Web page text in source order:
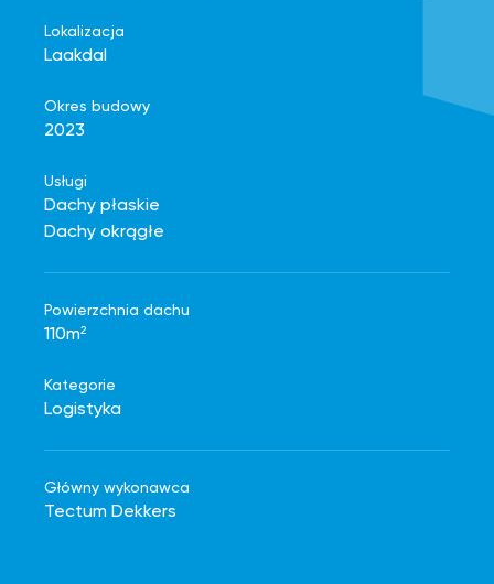
Lokalizacja
Laakdal
Okres budowy
2023
Usługi
Dachy płaskie
Dachy okrągłe
Powierzchnia dachu
110m²
Kategorie
Logistyka
Główny wykonawca
Tectum Dekkers